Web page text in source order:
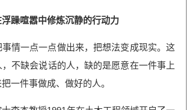
躁喧嚣中修炼沉静的行动力
情一点一点做出来，把想法变成现实。这
不缺会说话的人，缺的是愿意在一件事上
一件事做成、做好的人。